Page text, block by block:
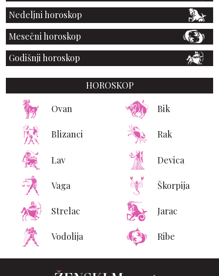
Nedeljni horoskop
Mesečni horoskop
Godišnji horoskop
HOROSKOP
Ovan Bik
Blizanci Rak
Lav Devica
Vaga Škorpija
Strelac Jarac
Vodolija Ribe